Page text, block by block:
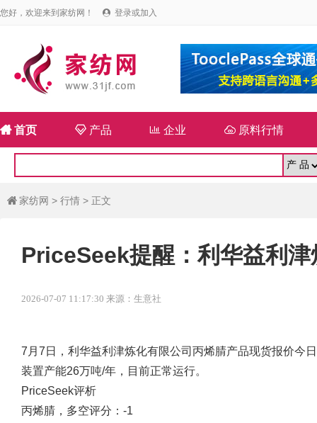
您好，欢迎来到家纺网！  登录或加入
首页 产品  企业 原料行情
 家纺网 > 行情 > 正文
PriceSeek提醒：利华益利
2026-07-07 11:17:30 来源：生意社
7月7日，利华益利津炼化有限公司丙烯腈产品现货报价今
装置产能26万吨/年，目前正常运行。
PriceSeek评析
丙烯腈，多空评分：-1